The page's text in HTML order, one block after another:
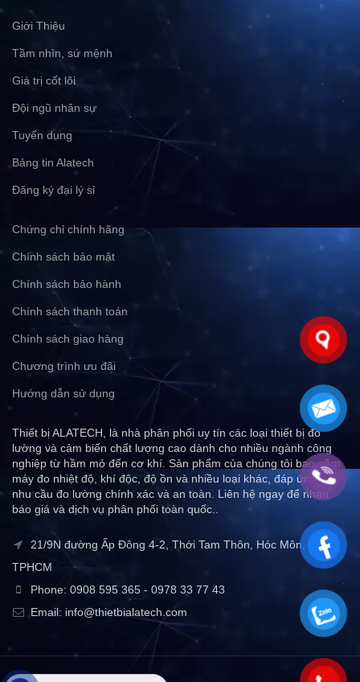
Giới Thiệu
Tầm nhìn, sứ mệnh
Giá trị cốt lõi
Đội ngũ nhân sự
Tuyển dụng
Bảng tin Alatech
Đăng ký đại lý sỉ
Chứng chỉ chính hãng
Chính sách bảo mật
Chính sách bảo hành
Chính sách thanh toán
Chính sách giao hàng
Chương trình ưu đãi
Hướng dẫn sử dụng
Thiết bị ALATECH, là nhà phân phối uy tín các loại thiết bị đo
lường và cảm biến chất lượng cao dành cho nhiều ngành công
nghiệp từ hầm mỏ đến cơ khí. Sản phẩm của chúng tôi bao gồm
máy đo nhiệt độ, khí độc, độ ồn và nhiều loại khác, đáp ứng mọi
nhu cầu đo lường chính xác và an toàn. Liên hệ ngay để nhận
báo giá và dịch vụ phân phối toàn quốc..
21/9N đường Ấp Đông 4-2, Thới Tam Thôn, Hóc Môn,
TPHCM
Phone: 0908 595 365 - 0978 33 77 43
Email: info@thietbialatech.com